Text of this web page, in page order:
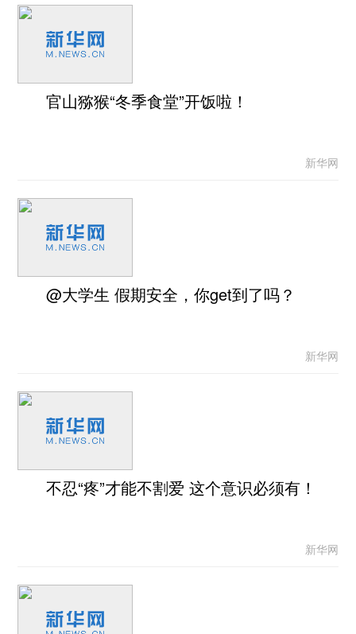
官山猕猴“冬季食堂”开饭啦！
新华网
@大学生 假期安全，你get到了吗？
新华网
不忍“疼”才能不割爱 这个意识必须有！
新华网